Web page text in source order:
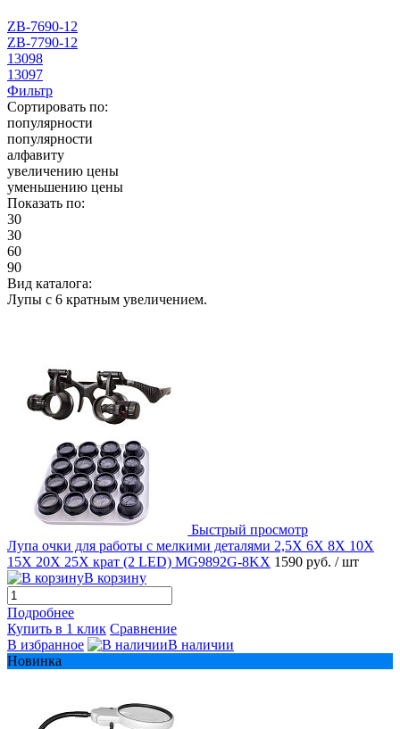
ZB-7690-12
ZB-7790-12
13098
13097
Фильтр
Сортировать по:
популярности
популярности
алфавиту
увеличению цены
уменьшению цены
Показать по:
30
30
60
90
Вид каталога:
Лупы с 6 кратным увеличением.
Быстрый просмотр
Лупа очки для работы с мелкими деталями 2,5X 6X 8X 10X
15X 20X 25Х крат (2 LED) MG9892G-8KX 1590 руб. / шт
В корзину
Подробнее
Купить в 1 клик Сравнение
В избранное
В наличии
Новинка